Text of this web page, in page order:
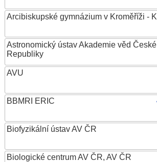
Arcibiskupské gymnázium v Kroměříži -
Astronomický ústav Akademie věd České
Republiky
AVU
BBMRI ERIC
Biofyzikální ústav AV ČR
Biologické centrum AV ČR, AV ČR